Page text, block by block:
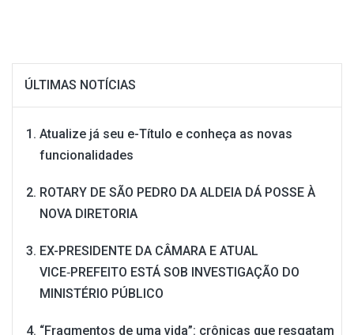
ÚLTIMAS NOTÍCIAS
Atualize já seu e-Título e conheça as novas
funcionalidades
ROTARY DE SÃO PEDRO DA ALDEIA DÁ POSSE À
NOVA DIRETORIA
EX-PRESIDENTE DA CÂMARA E ATUAL
VICE‑PREFEITO ESTÁ SOB INVESTIGAÇÃO DO
MINISTÉRIO PÚBLICO
“Fragmentos de uma vida”: crônicas que resgatam